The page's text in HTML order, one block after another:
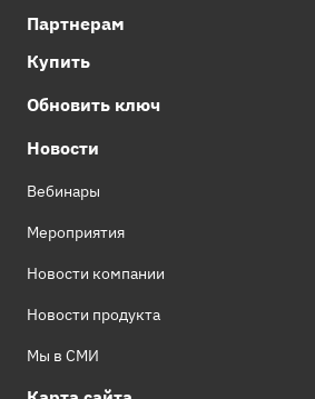
Партнерам
Купить
Обновить ключ
Новости
Вебинары
Мероприятия
Новости компании
Новости продукта
Мы в СМИ